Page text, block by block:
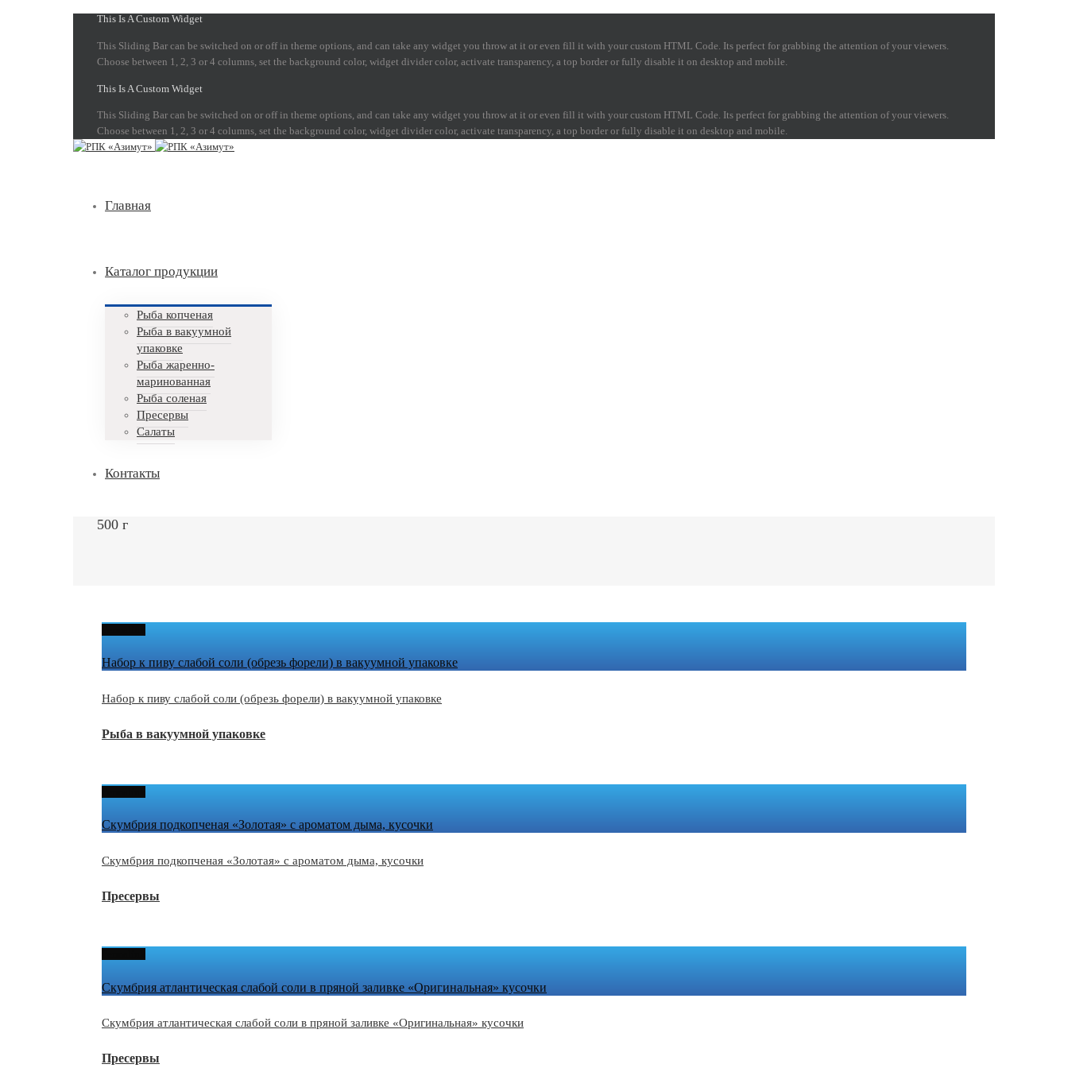
This Is A Custom Widget
This Sliding Bar can be switched on or off in theme options, and can take any widget you throw at it or even fill it with your custom HTML Code. Its perfect for grabbing the attention of your viewers.
Choose between 1, 2, 3 or 4 columns, set the background color, widget divider color, activate transparency, a top border or fully disable it on desktop and mobile.
This Is A Custom Widget
This Sliding Bar can be switched on or off in theme options, and can take any widget you throw at it or even fill it with your custom HTML Code. Its perfect for grabbing the attention of your viewers.
Choose between 1, 2, 3 or 4 columns, set the background color, widget divider color, activate transparency, a top border or fully disable it on desktop and mobile.
Главная
Каталог продукции
Рыба копченая
Рыба в вакуумной
упаковке
Рыба жаренно-
маринованная
Рыба соленая
Пресервы
Салаты
Контакты
500 г
Набор к пиву слабой соли (обрезь форели) в вакуумной упаковке
Набор к пиву слабой соли (обрезь форели) в вакуумной упаковке
Рыба в вакуумной упаковке
Скумбрия подкопченая «Золотая» с ароматом дыма, кусочки
Скумбрия подкопченая «Золотая» с ароматом дыма, кусочки
Пресервы
Скумбрия атлантическая слабой соли в пряной заливке «Оригинальная» кусочки
Скумбрия атлантическая слабой соли в пряной заливке «Оригинальная» кусочки
Пресервы